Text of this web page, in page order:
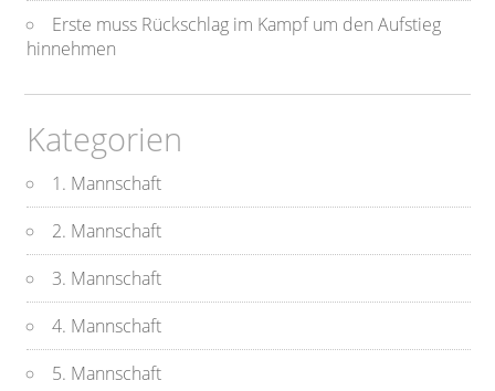
Erste muss Rückschlag im Kampf um den Aufstieg
hinnehmen
Kategorien
1. Mannschaft
2. Mannschaft
3. Mannschaft
4. Mannschaft
5. Mannschaft